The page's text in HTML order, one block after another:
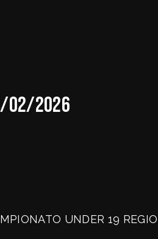
02/2026
UNDER 19